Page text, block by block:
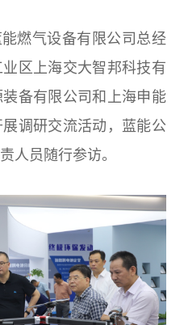
燃气设备有限公司总经
区上海交大智邦科技有
备有限公司和上海申能
调研交流活动，蓝能公
人员随行参访。